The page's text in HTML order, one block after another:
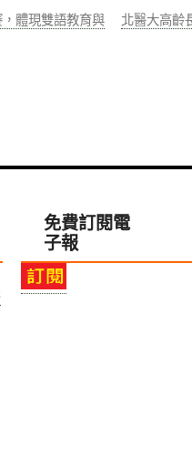
體現雙語教育與
北醫大高齡
免費訂閱電
子報